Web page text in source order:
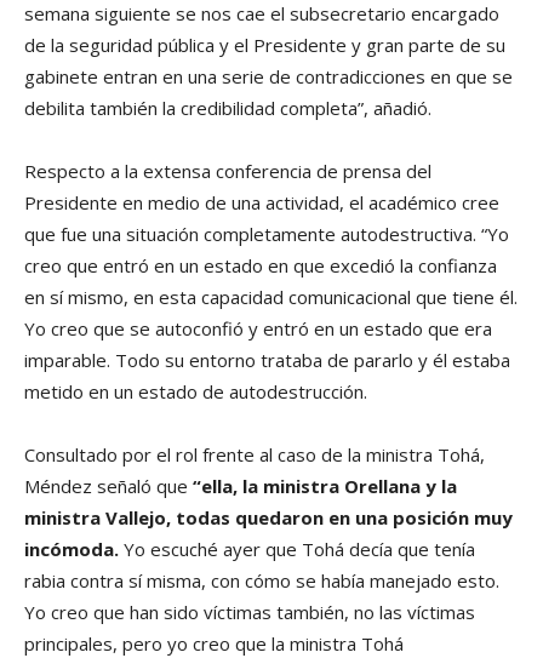
semana siguiente se nos cae el subsecretario encargado
de la seguridad pública y el Presidente y gran parte de su
gabinete entran en una serie de contradicciones en que se
debilita también la credibilidad completa”, añadió.
Respecto a la extensa conferencia de prensa del
Presidente en medio de una actividad, el académico cree
que fue una situación completamente autodestructiva. “Yo
creo que entró en un estado en que excedió la confianza
en sí mismo, en esta capacidad comunicacional que tiene él.
Yo creo que se autoconfió y entró en un estado que era
imparable. Todo su entorno trataba de pararlo y él estaba
metido en un estado de autodestrucción.
Consultado por el rol frente al caso de la ministra Tohá,
Méndez señaló que “ella, la ministra Orellana y la
ministra Vallejo, todas quedaron en una posición muy
incómoda. Yo escuché ayer que Tohá decía que tenía
rabia contra sí misma, con cómo se había manejado esto.
Yo creo que han sido víctimas también, no las víctimas
principales, pero yo creo que la ministra Tohá